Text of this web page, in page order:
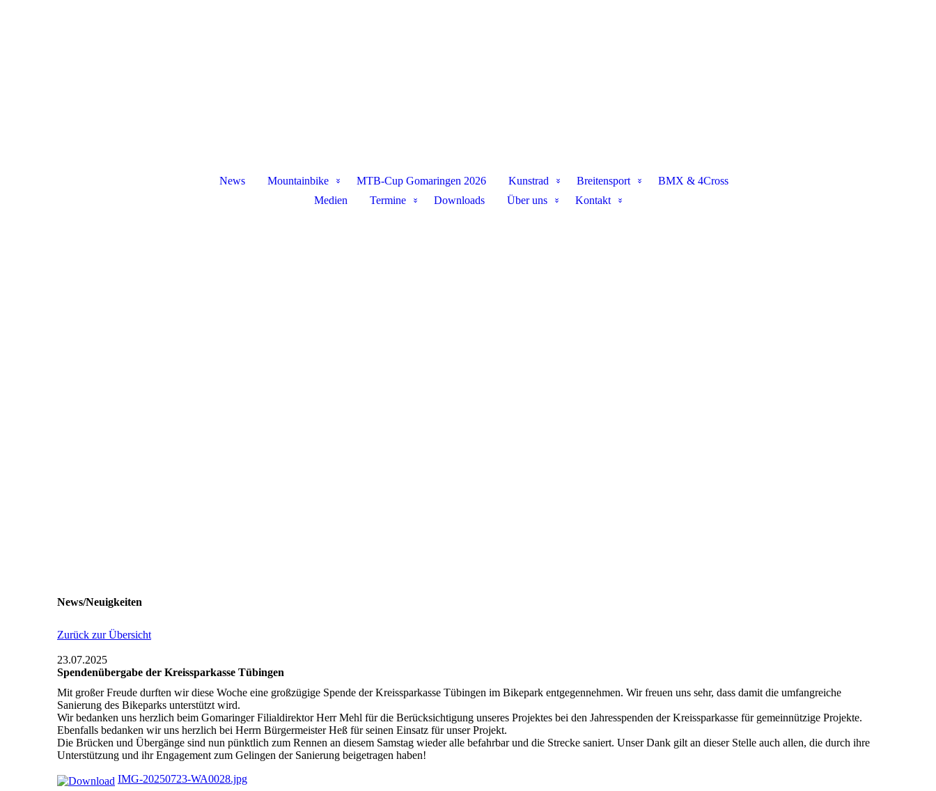
News Mountainbike MTB-Cup Gomaringen 2026 Kunstrad Breitensport
BMX & 4Cross
Medien
Termine Downloads Über uns Kontakt
News/Neuigkeiten
Zurück zur Übersicht
23.07.2025
Spendenübergabe der Kreissparkasse Tübingen
Mit großer Freude durften wir diese Woche eine großzügige Spende der Kreissparkasse Tübingen im Bikepark entgegennehmen. Wir freuen uns sehr, dass damit die umfangreiche
Sanierung des Bikeparks unterstützt wird.
Wir bedanken uns herzlich beim Gomaringer Filialdirektor Herr Mehl für die Berücksichtigung unseres Projektes bei den Jahresspenden der Kreissparkasse für gemeinnützige Projekte.
Ebenfalls bedanken wir uns herzlich bei Herrn Bürgermeister Heß für seinen Einsatz für unser Projekt.
Die Brücken und Übergänge sind nun pünktlich zum Rennen an diesem Samstag wieder alle befahrbar und die Strecke saniert. Unser Dank gilt an dieser Stelle auch allen, die durch ihre
Unterstützung und ihr Engagement zum Gelingen der Sanierung beigetragen haben!
IMG-20250723-WA0028.jpg